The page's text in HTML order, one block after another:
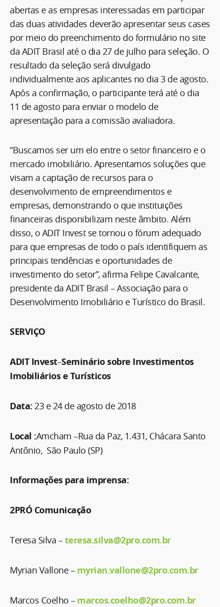
abertas e as empresas interessadas em participar
das duas atividades deverão apresentar seus cases
por meio do preenchimento do formulário no site
da ADIT Brasil até o dia 27 de julho para seleção. O
resultado da seleção será divulgado
individualmente aos aplicantes no dia 3 de agosto.
Após a confirmação, o participante terá até o dia
11 de agosto para enviar o modelo de
apresentação para a comissão avaliadora.
“Buscamos ser um elo entre o setor financeiro e o
mercado imobiliário. Apresentamos soluções que
visam a captação de recursos para o
desenvolvimento de empreendimentos e
empresas, demonstrando o que instituições
financeiras disponibilizam neste âmbito. Além
disso, o ADIT Invest se tornou o fórum adequado
para que empresas de todo o país identifiquem as
principais tendências e oportunidades de
investimento do setor”, afirma Felipe Cavalcante,
presidente da ADIT Brasil – Associação para o
Desenvolvimento Imobiliário e Turístico do Brasil.
SERVIÇO
ADIT Invest–Seminário sobre Investimentos
Imobiliários e Turísticos
Data: 23 e 24 de agosto de 2018
Local :Amcham –Rua da Paz, 1.431, Chácara Santo
Antônio, São Paulo (SP)
Informações para imprensa:
2PRÓ Comunicação
Teresa Silva –teresa.silva@2pro.com.br
Myrian Vallone – myrian.vallone@2pro.com.br
Marcos Coelho – marcos.coelho@2pro.com.br